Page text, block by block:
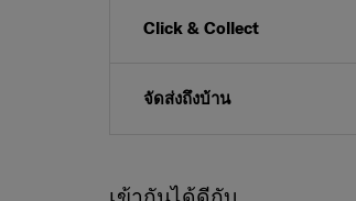
Click & Collect
จัดส่งถึงบ้าน